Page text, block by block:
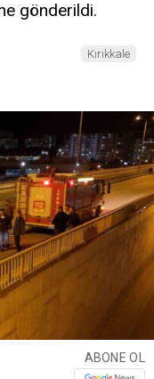
gönderildi.
Kırıkkale
ABONE OL